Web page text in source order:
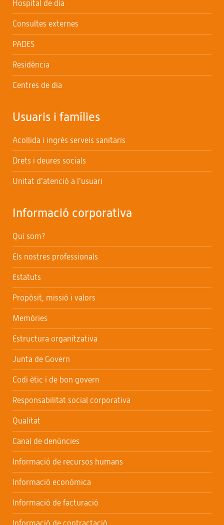
Hospital de dia
Consultes externes
PADES
Residència
Centres de dia
Usuaris i famílies
Acollida i ingrés serveis sanitaris
Drets i deures socials
Unitat d’atenció a l’usuari
Informació corporativa
Qui som?
Els nostres professionals
Estatuts
Propòsit, missió i valors
Memòries
Estructura organitzativa
Junta de Govern
Codi ètic i de bon govern
Responsabilitat social corporativa
Qualitat
Canal de denúncies
Informació de recursos humans
Informació econòmica
Informació de facturació
Informació de contractació